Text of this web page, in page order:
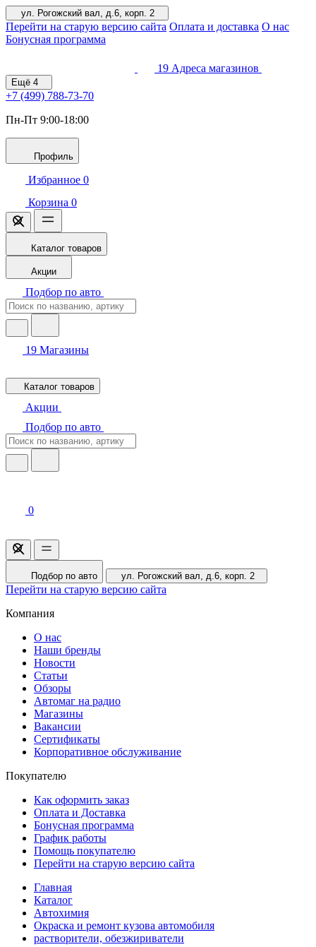
ул. Рогожский вал, д.6, корп. 2
Перейти на старую версию сайта Оплата и доставка О нас
Бонусная программа
19 Адреса магазинов
Ещё 4
+7 (499) 788-73-70
Пн-Пт 9:00-18:00
Профиль
Избранное 0
Корзина 0
Каталог товаров
Акции
Подбор по авто
19 Магазины
Каталог товаров
Акции
Подбор по авто
0
Подбор по авто ул. Рогожский вал, д.6, корп. 2
Перейти на старую версию сайта
Компания
О нас
Наши бренды
Новости
Статьи
Обзоры
Автомаг на радио
Магазины
Вакансии
Сертификаты
Корпоративное обслуживание
Покупателю
Как оформить заказ
Оплата и Доставка
Бонусная программа
График работы
Помощь покупателю
Перейти на старую версию сайта
Главная
Каталог
Автохимия
Окраска и ремонт кузова автомобиля
растворители, обезжириватели